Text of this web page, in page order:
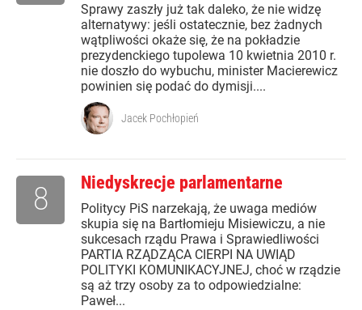
Sprawy zaszły już tak daleko, że nie widzę
alternatywy: jeśli ostatecznie, bez żadnych
wątpliwości okaże się, że na pokładzie
prezydenckiego tupolewa 10 kwietnia 2010 r.
nie doszło do wybuchu, minister Macierewicz
powinien się podać do dymisji....
Jacek Pochłopień
Niedyskrecje parlamentarne
Politycy PiS narzekają, że uwaga mediów
skupia się na Bartłomieju Misiewiczu, a nie
sukcesach rządu Prawa i Sprawiedliwości
PARTIA RZĄDZĄCA CIERPI NA UWIĄD
POLITYKI KOMUNIKACYJNEJ, choć w rządzie
są aż trzy osoby za to odpowiedzialne:
Paweł...
8